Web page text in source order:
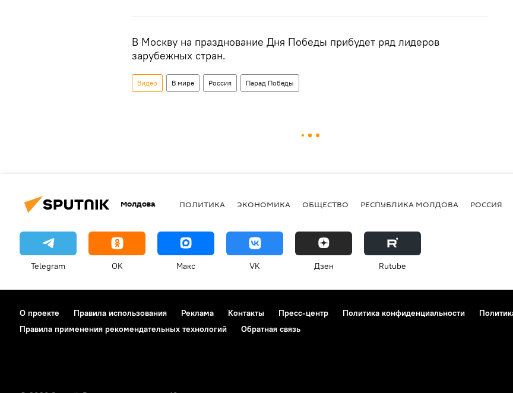
В Москву на празднование Дня Победы прибудет ряд лидеров
зарубежных стран.
Видео В мире Россия Парад Победы
Молдова ПОЛИТИКА ЭКОНОМИКА ОБЩЕСТВО РЕСПУБЛИКА МОЛДОВА РОССИЯ
Telegram OK Макс VK Дзен Rutube
О проекте Правила использования Реклама Контакты Пресс-центр Политика конфиденциальности
Правила применения рекомендательных технологий
Обратная связь